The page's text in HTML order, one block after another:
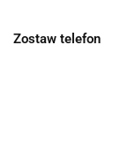
Zostaw telefon